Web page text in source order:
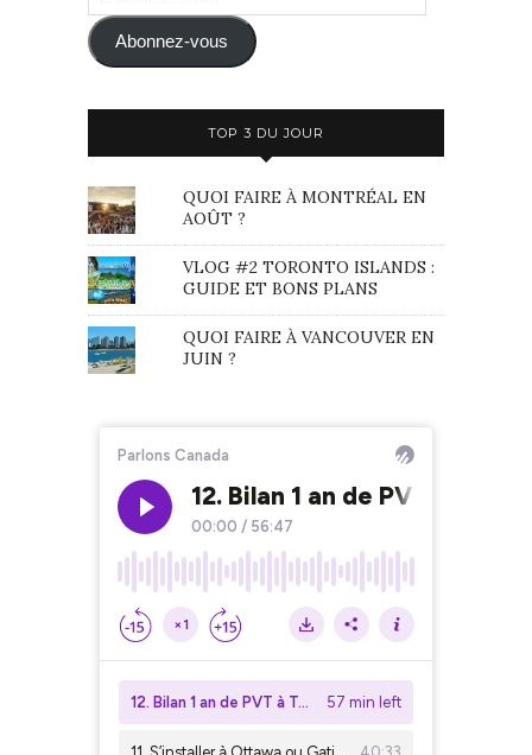
mail Abonnez-vous
TOP 3 DU JOUR
QUOI FAIRE À MONTRÉAL EN
AOÛT ?
VLOG #2 TORONTO ISLANDS :
GUIDE ET BONS PLANS
QUOI FAIRE À VANCOUVER EN
JUIN ?